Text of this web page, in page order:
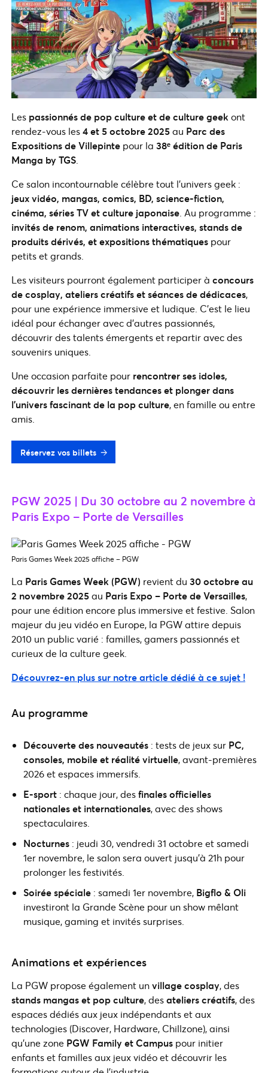
Les passionnés de pop culture et de culture geek ont
rendez-vous les4 et 5 octobre 2025au Parc des
Expositions de Villepinte pour la 38ᵉ édition de Paris
Manga by TGS
Ce salon incontournable célèbre tout l’univers geek :
jeux vidéo, mangas, comics, BD, science-fiction,
cinéma, séries TV et culture japonaise . Au programme :
invités de renom, animations interactives, stands de
produits dérivés, et expositions thématiques pour
petits et grands.
Les visiteurs pourront également participer à concours
de cosplay, ateliers créatifs et séances de dédicaces,
pour une expérience immersive et ludique. C’est le lieu
idéal pour échanger avec d’autres passionnés,
découvrir des talents émergents et repartir avec des
souvenirs uniques.
Une occasion parfaite pour rencontrer ses idoles,
découvrir les dernières tendances et plonger dans
l’univers fascinant de la pop culture, en famille ou entre
amis.
Réservez vos billets
PGW 2025 | Du 30 octobre au 2 novembre à
Paris Expo – Porte de Versailles
Paris Games Week 2025 affiche – PGW
La Paris Games Week (PGW) revient du 30 octobre au
2 novembre 2025au Paris Expo – Porte de Versailles,
pour une édition encore plus immersive et festive. Salon
majeur du jeu vidéo en Europe, la PGW attire depuis
2010 un public varié : familles, gamers passionnés et
curieux de la culture geek.
Découvrez-en plus sur notre article dédié à ce sujet !
Au programme
Découverte des nouveautés : tests de jeux sur PC,
consoles, mobile et réalité virtuelle, avant-premières
2026 et espaces immersifs.
E-sport : chaque jour, desfinales officielles
nationales et internationales, avec des shows
spectaculaires.
Nocturnes : jeudi 30, vendredi 31 octobre et samedi
1er novembre, le salon sera ouvert jusqu’à 21h pour
prolonger les festivités.
Soirée spéciale : samedi 1er novembre, Bigflo & Oli
investiront la Grande Scène pour un show mêlant
musique, gaming et invités surprises.
Animations et expériences
La PGW propose également unvillage cosplay, des
stands mangas et pop culture, desateliers créatifs, des
espaces dédiés aux jeux indépendants et aux
technologies (Discover, Hardware, Chillzone), ainsi
qu’une zone PGW Family et Campus pour initier
enfants et familles aux jeux vidéo et découvrir les